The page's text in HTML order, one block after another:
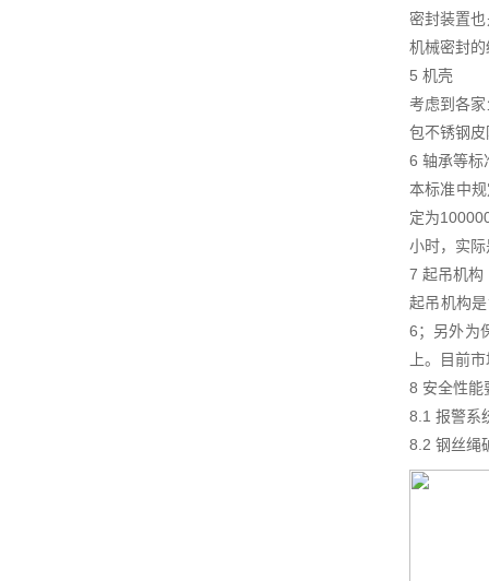
密封装置
机械密封
5 机壳
考虑到各
包不锈钢
6 轴承等标
本标准中
定为
小时，实
7 起吊机构
起吊机构
6；另外为
上。目前
8 安全性能
8.1 报警系
8.2 钢丝绳